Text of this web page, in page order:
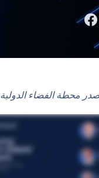
محطة الفضاء الدولية